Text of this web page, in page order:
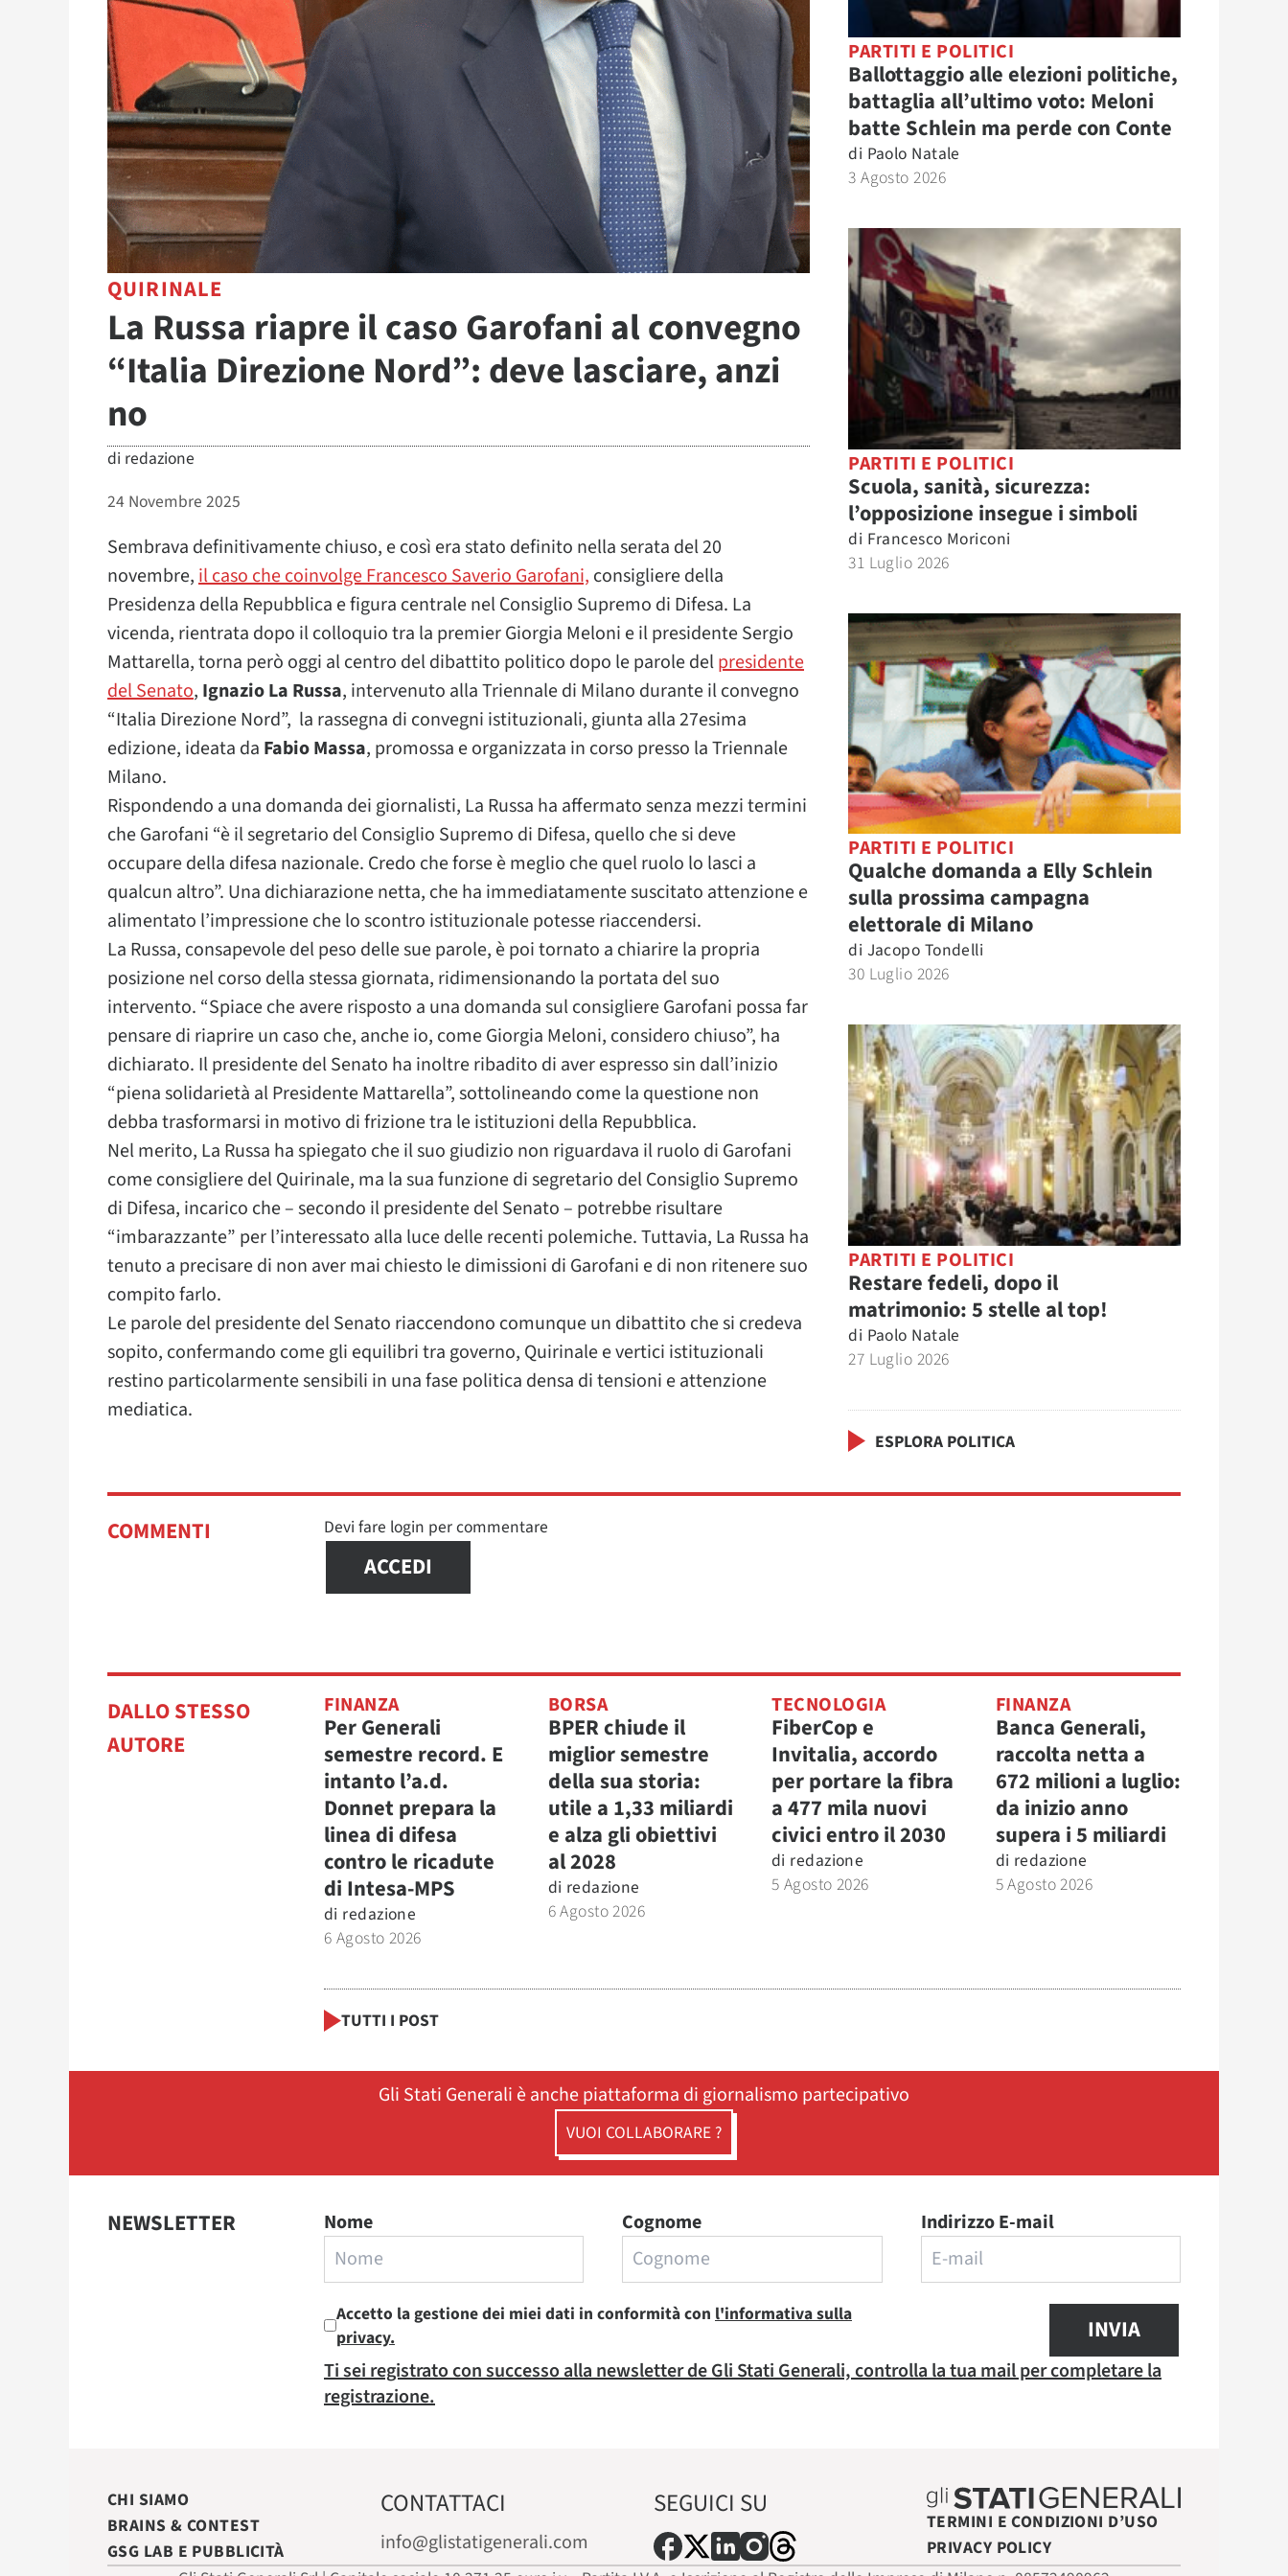
QUIRINALE
La Russa riapre il caso Garofani al convegno
“Italia Direzione Nord”: deve lasciare, anzi
no
di redazione
24 Novembre 2025
Sembrava definitivamente chiuso, e così era stato definito nella serata del 20
novembre,il caso che coinvolge Francesco Saverio Garofani, consigliere della
Presidenza della Repubblica e figura centrale nel Consiglio Supremo di Difesa. La
vicenda, rientrata dopo il colloquio tra la premier Giorgia Meloni e il presidente Sergio
Mattarella, torna però oggi al centro del dibattito politico dopo le parole delpresidente
del Senato, Ignazio La Russa, intervenuto alla Triennale di Milano durante il convegno
“Italia Direzione Nord”, la rassegna di convegni istituzionali, giunta alla 27esima
edizione, ideata da Fabio Massa, promossa e organizzata in corso presso la Triennale
Milano.
Rispondendo a una domanda dei giornalisti, La Russa ha affermato senza mezzi termini
che Garofani “è il segretario del Consiglio Supremo di Difesa, quello che si deve
occupare della difesa nazionale. Credo che forse è meglio che quel ruolo lo lasci a
qualcun altro”. Una dichiarazione netta, che ha immediatamente suscitato attenzione e
alimentato l’impressione che lo scontro istituzionale potesse riaccendersi.
La Russa, consapevole del peso delle sue parole, è poi tornato a chiarire la propria
posizione nel corso della stessa giornata, ridimensionando la portata del suo
intervento. “Spiace che avere risposto a una domanda sul consigliere Garofani possa far
pensare di riaprire un caso che, anche io, come Giorgia Meloni, considero chiuso”, ha
dichiarato. Il presidente del Senato ha inoltre ribadito di aver espresso sin dall’inizio
“piena solidarietà al Presidente Mattarella”, sottolineando come la questione non
debba trasformarsi in motivo di frizione tra le istituzioni della Repubblica.
Nel merito, La Russa ha spiegato che il suo giudizio non riguardava il ruolo di Garofani
come consigliere del Quirinale, ma la sua funzione di segretario del Consiglio Supremo
di Difesa, incarico che – secondo il presidente del Senato – potrebbe risultare
“imbarazzante” per l’interessato alla luce delle recenti polemiche. Tuttavia, La Russa ha
tenuto a precisare di non aver mai chiesto le dimissioni di Garofani e di non ritenere suo
compito farlo.
Le parole del presidente del Senato riaccendono comunque un dibattito che si credeva
sopito, confermando come gli equilibri tra governo, Quirinale e vertici istituzionali
restino particolarmente sensibili in una fase politica densa di tensioni e attenzione
mediatica.
PARTITI E POLITICI
Ballottaggio alle elezioni politiche,
battaglia all’ultimo voto: Meloni
batte Schlein ma perde con Conte
di Paolo Natale
3 Agosto 2026
PARTITI E POLITICI
Scuola, sanità, sicurezza:
l’opposizione insegue i simboli
di Francesco Moriconi
31 Luglio 2026
PARTITI E POLITICI
Qualche domanda a Elly Schlein
sulla prossima campagna
elettorale di Milano
di Jacopo Tondelli
30 Luglio 2026
PARTITI E POLITICI
Restare fedeli, dopo il
matrimonio: 5 stelle al top!
di Paolo Natale
27 Luglio 2026
ESPLORA POLITICA
COMMENTI Devi fare login per commentare
ACCEDI
DALLO STESSO
AUTORE
FINANZA
Per Generali
semestre record. E
intanto l’a.d.
Donnet prepara la
linea di difesa
contro le ricadute
di Intesa-MPS
di redazione
6 Agosto 2026
BORSA
BPER chiude il
miglior semestre
della sua storia:
utile a 1,33 miliardi
e alza gli obiettivi
al 2028
di redazione
6 Agosto 2026
TECNOLOGIA
FiberCop e
Invitalia, accordo
per portare la fibra
a 477 mila nuovi
civici entro il 2030
di redazione
5 Agosto 2026
FINANZA
Banca Generali,
raccolta netta a
672 milioni a luglio:
da inizio anno
supera i 5 miliardi
di redazione
5 Agosto 2026
TUTTI I POST
Gli Stati Generali è anche piattaforma di giornalismo partecipativo
VUOI COLLABORARE ?
NEWSLETTER Nome Cognome Indirizzo E-mail
Accetto la gestione dei miei dati in conformità con l'informativa sulla
privacy.
INVIA
Ti sei registrato con successo alla newsletter de Gli Stati Generali, controlla la tua mail per completare la
registrazione.
CHI SIAMO
BRAINS & CONTEST
GSG LAB E PUBBLICITÀ
CONTATTACI
info@glistatigenerali.com
SEGUICI SU
TERMINI E CONDIZIONI D’USO
PRIVACY POLICY